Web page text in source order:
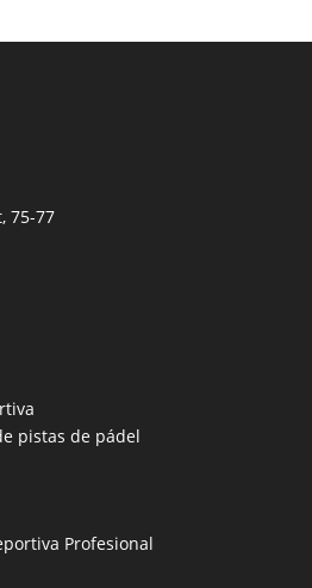
75-77
pistas de pádel
Profesional